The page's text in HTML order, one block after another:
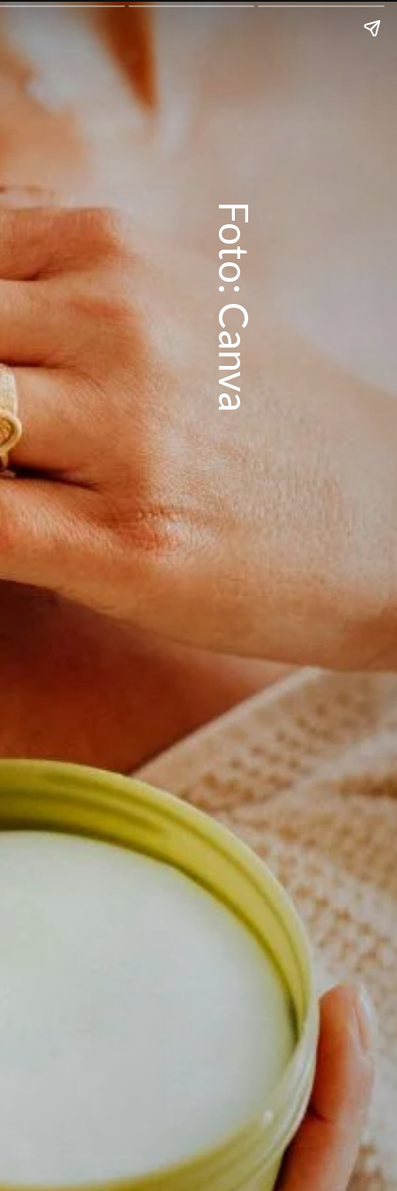
Foto: Canva